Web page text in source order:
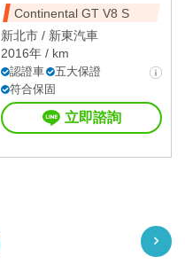
Continental GT V8 S
新北市 / 新東汽車
2016年 / km
認證車
五大保證
符合保固
立即諮詢